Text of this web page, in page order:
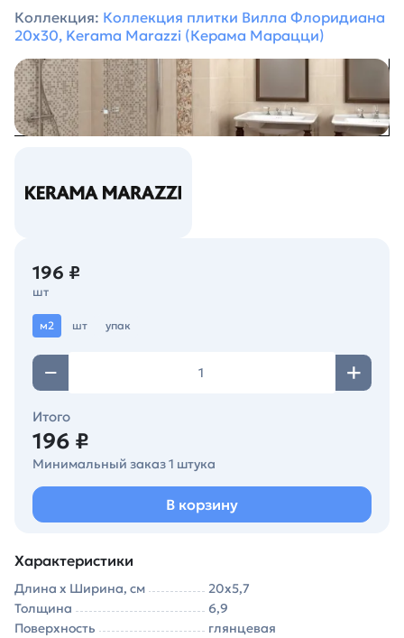
Коллекция: Коллекция плитки Вилла Флоридиана
20х30, Kerama Marazzi (Керама Марацци)
196 ₽
шт
м2 шт упак
Итого
196 ₽
Минимальный заказ 1 штука
В корзину
Характеристики
Длина х Ширина, см
20х5,7
Толщина
6,9
Поверхность
глянцевая